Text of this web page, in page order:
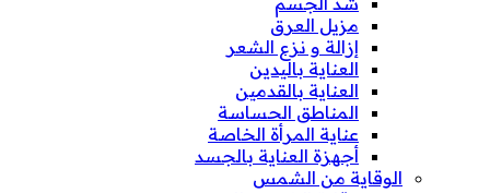
مزيل العرق
إزالة و نزع الشعر
العناية باليدين
العناية بالقدمين
المناطق الحساسة
عناية المرأة الخاصة
أجهزة العناية بالجسد
الوقاية من الشمس